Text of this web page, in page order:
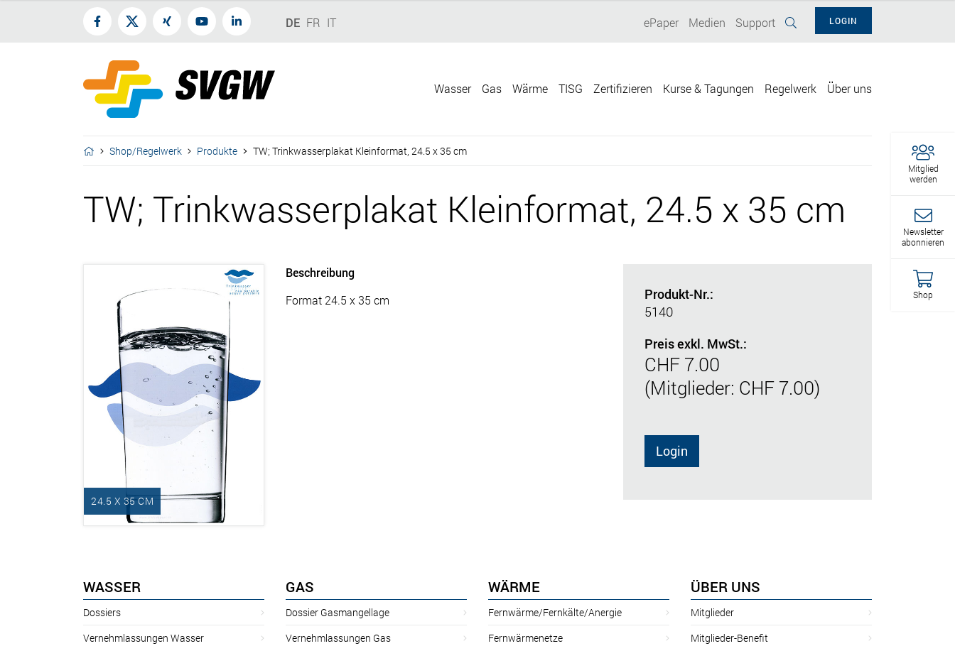
Mitglied
werden
Newsletter
abonnieren
Shop
DE FR IT LOGIN
ePaper Medien Support
Wasser Gas Wärme TISG Zertifizieren Kurse & Tagungen Regelwerk Über uns
Shop/Regelwerk Produkte TW; Trinkwasserplakat Kleinformat, 24.5 x 35 cm
TW; Trinkwasserplakat Kleinformat, 24.5 x 35 cm
24.5 X 35 CM
Beschreibung
Format 24.5 x 35 cm
Produkt-Nr.:
5140
Preis exkl. MwSt.:
CHF 7.00
(Mitglieder: CHF 7.00)
Login
WASSER
Dossiers
Vernehmlassungen Wasser
GAS
Dossier Gasmangellage
Vernehmlassungen Gas
WÄRME
Fernwärme/Fernkälte/Anergie
Fernwärmenetze
ÜBER UNS
Mitglieder
Mitglieder-Benefit